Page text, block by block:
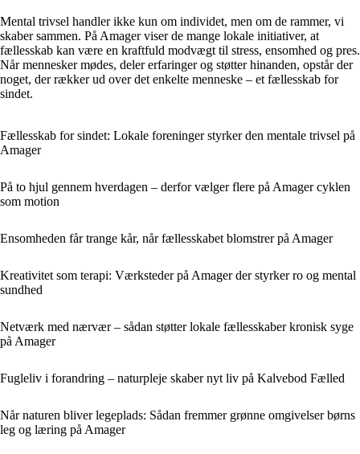
Mental trivsel handler ikke kun om individet, men om de rammer, vi
skaber sammen. På Amager viser de mange lokale initiativer, at
fællesskab kan være en kraftfuld modvægt til stress, ensomhed og pres.
Når mennesker mødes, deler erfaringer og støtter hinanden, opstår der
noget, der rækker ud over det enkelte menneske – et fællesskab for
sindet.
Fællesskab for sindet: Lokale foreninger styrker den mentale trivsel på
Amager
På to hjul gennem hverdagen – derfor vælger flere på Amager cyklen
som motion
Ensomheden får trange kår, når fællesskabet blomstrer på Amager
Kreativitet som terapi: Værksteder på Amager der styrker ro og mental
sundhed
Netværk med nærvær – sådan støtter lokale fællesskaber kronisk syge
på Amager
Fugleliv i forandring – naturpleje skaber nyt liv på Kalvebod Fælled
Når naturen bliver legeplads: Sådan fremmer grønne omgivelser børns
leg og læring på Amager